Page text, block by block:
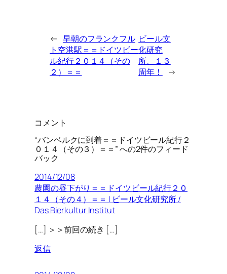
← 早朝のフランクフル
ト空港駅＝＝ドイツビー
ル紀行２０１４（その
２）＝＝
ビール文
化研究
所、１３
周年！
→
コメント
“バンベルクに到着＝＝ドイツビール紀行２
０１４（その３）＝＝” への2件のフィード
バック
2014/12/08
農園の昼下がり＝＝ドイツビール紀行２０
１４（その４）＝＝ | ビール文化研究所 /
Das Bierkultur Institut
[…] ＞＞前回の続き […]
返信